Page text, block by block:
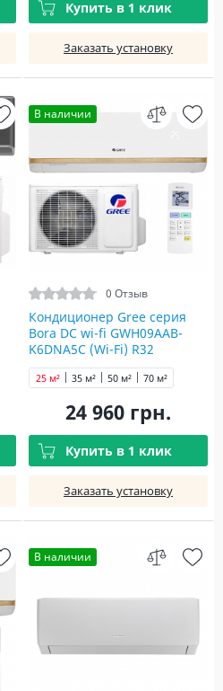
Купить в 1 клик
Заказать установку
В наличии
0 Отзыв
Кондиционер Gree серия
Bora DC wi-fi GWH09AAB-
K6DNA5С (Wi-Fi) R32
25 м² 35 м² 50 м² 70 м²
24 960 грн.
Купить в 1 клик
Заказать установку
В наличии